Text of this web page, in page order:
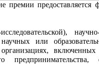
премии предоставляется
или